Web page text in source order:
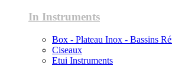
In Instruments
Box - Plateau Inox - Bassins
Ciseaux
Etui Instruments